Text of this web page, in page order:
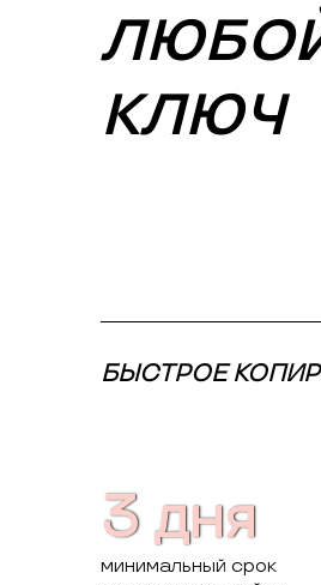
КЛЮЧ
БЫСТРОЕ
3 дня
минимальный срок